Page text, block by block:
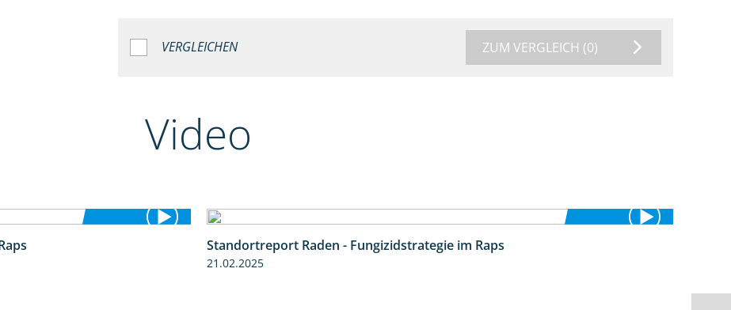
VERGLEICHEN ZUM VERGLEICH (0)
Video
Standortreport Raden - Fungizidstrategie im Raps
21.02.2025